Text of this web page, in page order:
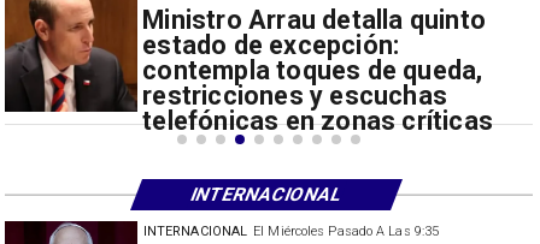
El Miércoles Pasado A Las 9:35
INTERNACIONAL
Ministro Arrau detalla quinto
estado de excepción:
contempla toques de queda,
restricciones y escuchas
telefónicas en zonas críticas
INTERNACIONAL